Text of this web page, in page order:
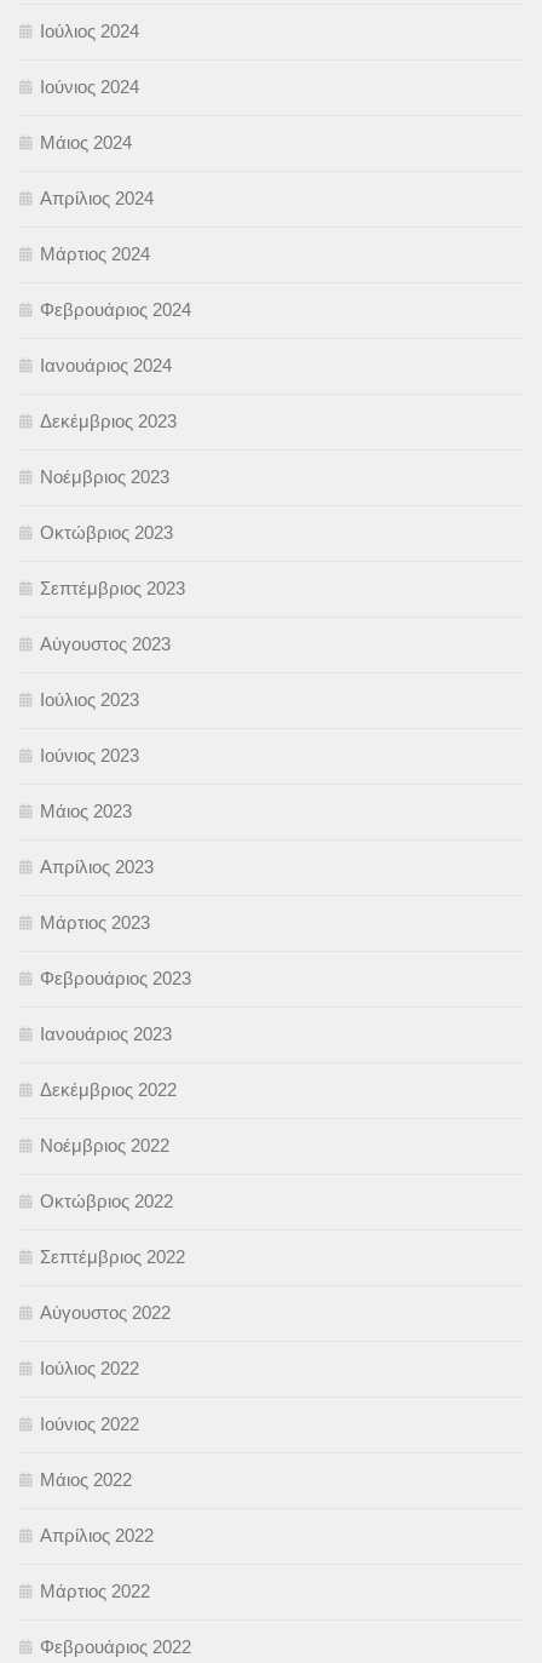
Ιούλιος 2024
Ιούνιος 2024
Μάιος 2024
Απρίλιος 2024
Μάρτιος 2024
Φεβρουάριος 2024
Ιανουάριος 2024
Δεκέμβριος 2023
Νοέμβριος 2023
Οκτώβριος 2023
Σεπτέμβριος 2023
Αύγουστος 2023
Ιούλιος 2023
Ιούνιος 2023
Μάιος 2023
Απρίλιος 2023
Μάρτιος 2023
Φεβρουάριος 2023
Ιανουάριος 2023
Δεκέμβριος 2022
Νοέμβριος 2022
Οκτώβριος 2022
Σεπτέμβριος 2022
Αύγουστος 2022
Ιούλιος 2022
Ιούνιος 2022
Μάιος 2022
Απρίλιος 2022
Μάρτιος 2022
Φεβρουάριος 2022